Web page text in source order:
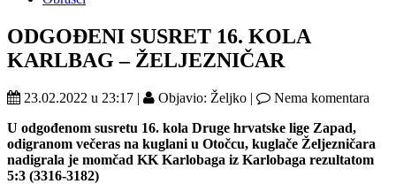
ODGOĐENI SUSRET 16. KOLA
KARLBAG – ŽELJEZNIČAR
23.02.2022 u 23:17 | Objavio: Željko |
Nema komentara
U odgođenom susretu 16. kola Druge hrvatske lige Zapad,
odigranom večeras na kuglani u Otočcu, kuglače Željezničara
nadigrala je momčad KK Karlobaga iz Karlobaga rezultatom
5:3 (3316-3182)